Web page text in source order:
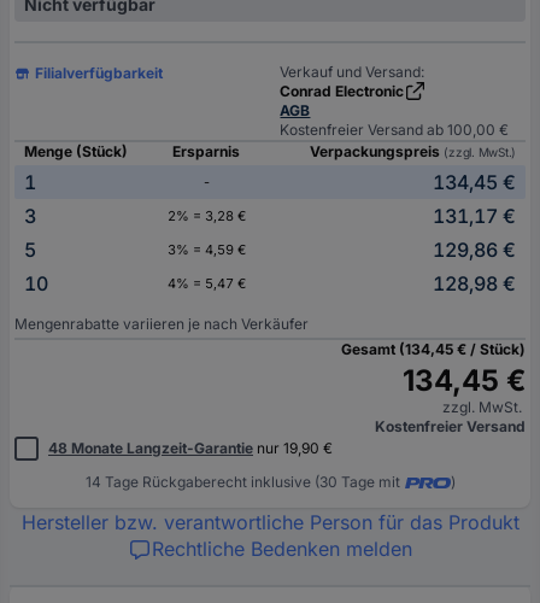
Nicht verfügbar
Filialverfügbarkeit
Verkauf und Versand:
Conrad Electronic
AGB
Kostenfreier Versand ab 100,00 €
Menge (Stück)
Ersparnis Verpackungspreis (zzgl. MwSt.)
1 -
134,45 €
3
2% = 3,28 €
131,17 €
5
3% = 4,59 €
129,86 €
10
4% = 5,47 € 128,98 €
Mengenrabatte variieren je nach Verkäufer
Gesamt (134,45 € / Stück)
134,45 €
zzgl. MwSt.
Kostenfreier Versand
48 Monate Langzeit-Garantie nur 19,90 €
14 Tage Rückgaberecht inklusive (30 Tage mit
)
Hersteller bzw. verantwortliche Person für das Produkt
Rechtliche Bedenken melden